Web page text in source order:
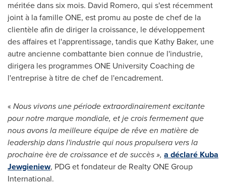
méritée dans six mois. David Romero, qui s'est récemment
joint à la famille ONE, est promu au poste de chef de la
clientèle afin de diriger la croissance, le développement
des affaires et l'apprentissage, tandis que Kathy Baker, une
autre ancienne combattante bien connue de l'industrie,
dirigera les programmes ONE University Coaching de
l'entreprise à titre de chef de l'encadrement.
«Nous vivons une période extraordinairement excitante
pour notre marque mondiale, et je crois fermement que
nous avons la meilleure équipe de rêve en matière de
leadership dans l'industrie qui nous propulsera vers la
prochaine ère de croissance et de succès », a déclaré Kuba
Jewgieniew, PDG et fondateur de Realty ONE Group
International.